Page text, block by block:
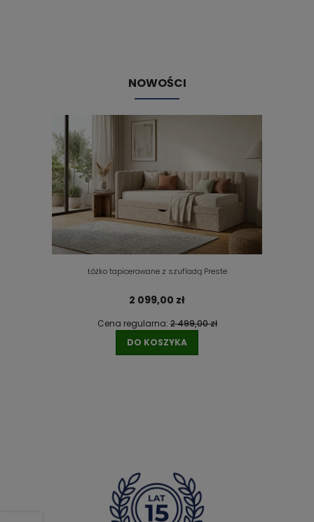
NOWOŚCI
Łóżko tapicerowane z szufladą Preste
2 099,00 zł
Cena regularna:2 499,00 zł
DO KOSZYKA